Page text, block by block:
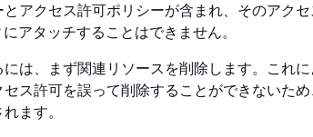
アクセス許可ポリシーが含まれ、そのアク
アタッチすることはできません。
は、まず関連リソースを削除します。これ
ス許可を誤って削除することができないた
ます。